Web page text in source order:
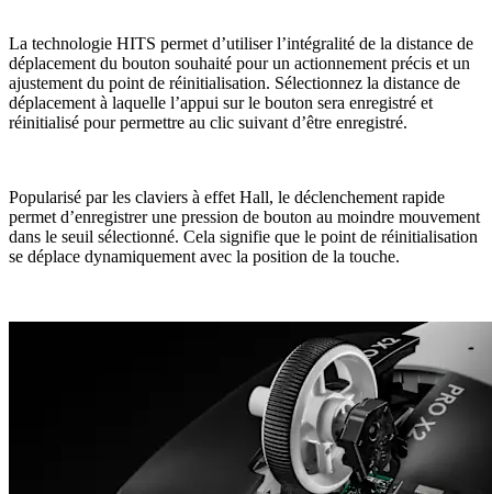
La technologie HITS permet d’utiliser l’intégralité de la distance de
déplacement du bouton souhaité pour un actionnement précis et un
ajustement du point de réinitialisation. Sélectionnez la distance de
déplacement à laquelle l’appui sur le bouton sera enregistré et
réinitialisé pour permettre au clic suivant d’être enregistré.
Popularisé par les claviers à effet Hall, le déclenchement rapide
permet d’enregistrer une pression de bouton au moindre mouvement
dans le seuil sélectionné. Cela signifie que le point de réinitialisation
se déplace dynamiquement avec la position de la touche.